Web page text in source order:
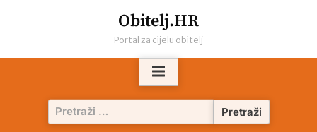
Obitelj.HR
Portal za cijelu obitelj
Pretraži: